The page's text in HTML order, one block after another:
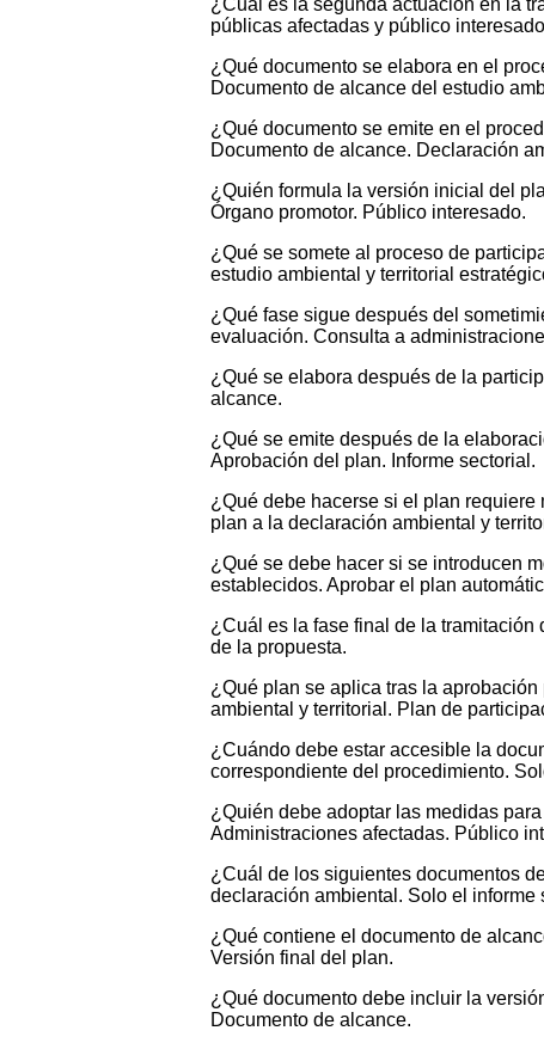
¿Cuál es la segunda actuación en la
públicas afectadas y público
¿Qué documento se elabora en el
Documento de alcance del estudio
¿Qué documento se emite en el
Documento de alcance. Declaración
¿Quién formula la versión inicial del
Órgano promotor. Público interesado.
¿Qué se somete al proceso de
estudio ambiental y territorial
¿Qué fase sigue después del
evaluación. Consulta a
¿Qué se elabora después de la
alcance.
¿Qué se emite después de la
Aprobación del plan. Informe sectorial.
¿Qué debe hacerse si el plan
plan a la declaración ambiental y
¿Qué se debe hacer si se introducen
establecidos. Aprobar el plan
¿Cuál es la fase final de la
de la propuesta.
¿Qué plan se aplica tras la
ambiental y territorial. Plan de
¿Cuándo debe estar accesible la
correspondiente del procedimiento.
¿Quién debe adoptar las medidas
Administraciones afectadas. Público
¿Cuál de los siguientes documentos
declaración ambiental. Solo el
¿Qué contiene el documento de
Versión final del plan.
¿Qué documento debe incluir la
Documento de alcance.